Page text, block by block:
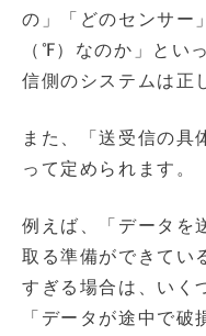
の」「どのセンサー
（℉）なのか」とい
信側のシステムは正
また、「送受信の具
って定められます。
例えば、「データを
取る準備ができてい
すぎる場合は、いく
「データが途中で